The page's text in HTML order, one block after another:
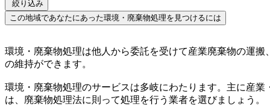
絞り込み
この地域であなたにあった環境・廃棄物処理を見つけるには
環境・廃棄物処理は他人から委託を受けて産業廃棄物の運
の維持ができます。
環境・廃棄物処理のサービスは多岐にわたります。主に産
は、廃棄物処理法に則って処理を行う業者を選びましょう。